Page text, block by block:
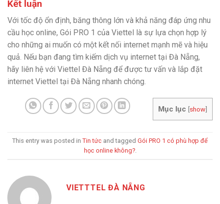
Kết luận
Với tốc độ ổn định, băng thông lớn và khả năng đáp ứng nhu
cầu học online, Gói PRO 1 của Viettel là sự lựa chọn hợp lý
cho những ai muốn có một kết nối internet mạnh mẽ và hiệu
quả. Nếu bạn đang tìm kiếm dịch vụ internet tại Đà Nẵng,
hãy liên hệ với Viettel Đà Nẵng để được tư vấn và lắp đặt
internet Viettel tại Đà Nẵng nhanh chóng.
Mục lục [show]
This entry was posted in Tin tức and tagged Gói PRO 1 có phù hợp để
học online không?.
VIETTTEL ĐÀ NẴNG